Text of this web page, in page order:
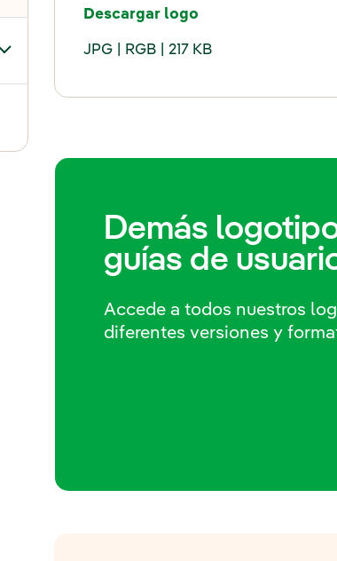
Alternar el submenú para Redes sociales
Descargar logo "Enlace externo,
JPG RGB 217 KB
Demás
guías de
Accede a todos nuestros
diferentes versiones y